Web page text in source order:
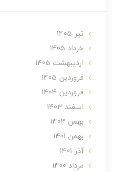
تير 1405
خرداد 1405
ارديبهشت 1405
فروردین 1405
فروردین 1404
اسفند 1403
بهمن 1403
بهمن 1401
آذر 1401
مرداد 1400